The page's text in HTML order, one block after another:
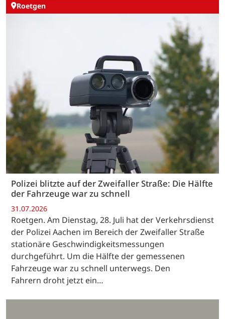
Roetgen
Polizei blitzte auf der Zweifaller Straße: Die Hälfte
der Fahrzeuge war zu schnell
31.07.2026
Roetgen. Am Dienstag, 28. Juli hat der Verkehrsdienst
der Polizei Aachen im Bereich der Zweifaller Straße
stationäre Geschwindigkeitsmessungen
durchgeführt. Um die Hälfte der gemessenen
Fahrzeuge war zu schnell unterwegs. Den
Fahrern droht jetzt ein…